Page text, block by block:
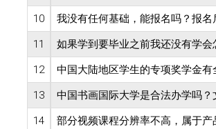
10 我没有任何基础，能报名吗？报名
11 如果学到要毕业之前我还没有学会
12 中国大陆地区学生的专项奖学金
13 中国书画国际大学是合法办学吗？
14 部分视频课程分辨率不高，属于